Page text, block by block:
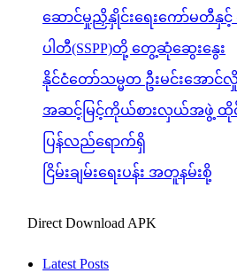
ဆောင်မှုညှိနှိုင်းရေးကော်မတီနှင့်
ပါတီ(SSPP)တို့ တွေ့ဆုံဆွေးနွေး
နိုင်ငံတော်သမ္မတ ဦးမင်းအောင်
အဆင့်မြင့်ကိုယ်စားလှယ်အဖွဲ့ ထိုင်း
ပြန်လည်ရောက်ရှိ
ငြိမ်းချမ်းရေးပန်း အတူနမ်းစို့
Direct Download APK
Latest Posts